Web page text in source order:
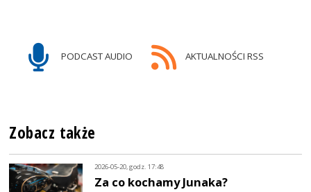
PODCAST AUDIO AKTUALNOŚCI RSS
Zobacz także
2026-05-20, godz. 17:48
Za co kochamy Junaka?